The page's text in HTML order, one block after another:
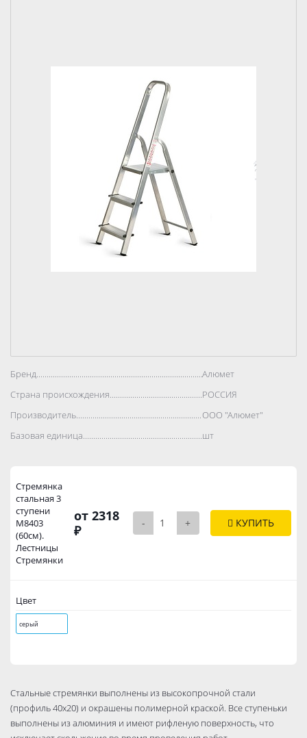
Бренд..................................................................................Алюмет
Страна происхождения..................................................................................
РОССИЯ
Производитель..................................................................................
ООО "Алюмет"
Базовая единица..................................................................................
шт
Стремянка
стальная 3
ступени
М8403
(60см).
Лестницы
Стремянки
от 2318
₽
- + КУПИТЬ
Цвет
серый
Стальные стремянки выполнены из высокопрочной стали
(профиль 40х20) и окрашены полимерной краской. Все ступеньки
выполнены из алюминия и имеют рифленую поверхность, что